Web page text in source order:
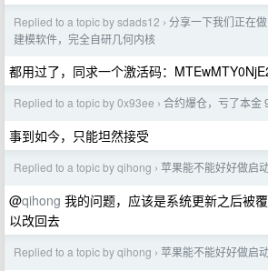
Replied to a topic by sdads12 › 分享一下我们正在
建模软件，完全自研几何内核
都用过了，同求一个激活码：
Replied to a topic by 0x93ee › 合约爆仓，亏了本金
事到如今，只能坦然接受
Replied to a topic by qihong › 苹果能不能好好做启
@qihong 我的问题，应该是系统更新之后被
以改回去
Replied to a topic by qihong › 苹果能不能好好做启